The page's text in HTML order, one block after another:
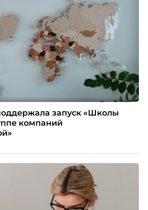
запуск «Школы
компаний